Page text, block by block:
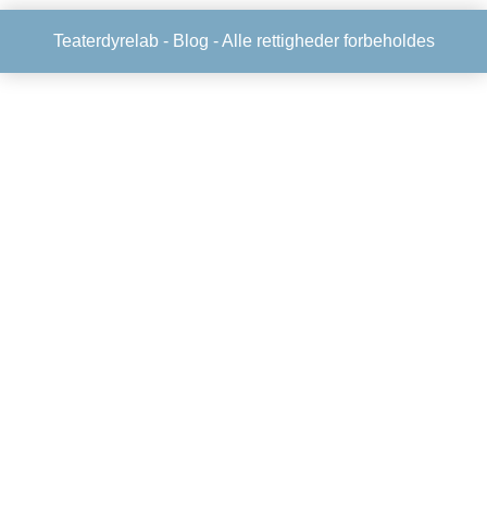
Teaterdyrelab - Blog - Alle rettigheder forbeholdes